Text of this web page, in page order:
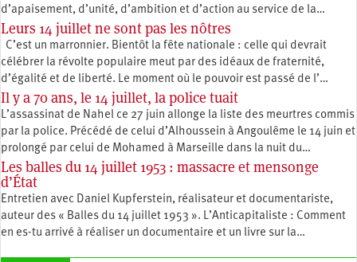
d’apaisement, d’unité, d’ambition et d’action au service de la…
Leurs 14 juillet ne sont pas les nôtres
C’est un marronnier. Bientôt la fête nationale : celle qui devrait
célébrer la révolte populaire meut par des idéaux de fraternité,
d’égalité et de liberté. Le moment où le pouvoir est passé de l’…
Il y a 70 ans, le 14 juillet, la police tuait
L’assassinat de Nahel ce 27 juin allonge la liste des meurtres commis
par la police. Précédé de celui d’Alhoussein à Angoulême le 14 juin et
prolongé par celui de Mohamed à Marseille dans la nuit du…
Les balles du 14 juillet 1953 : massacre et mensonge
d’État
Entretien avec Daniel Kupferstein, réalisateur et documentariste,
auteur des « Balles du 14 juillet 1953 ». L’Anticapitaliste : Comment
en es-tu arrivé à réaliser un documentaire et un livre sur la…